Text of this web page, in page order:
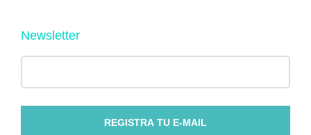
Newsletter
REGISTRA TU E-MAIL